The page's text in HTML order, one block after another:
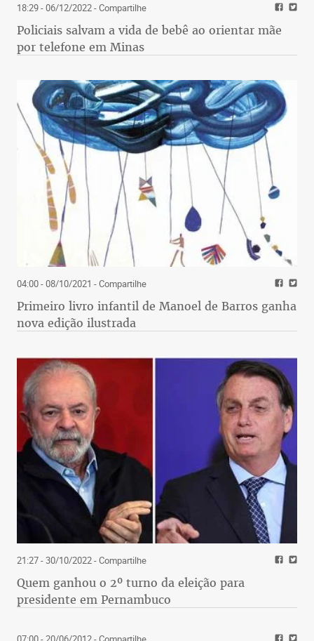
18:29 - 06/12/2022- Compartilhe
Policiais salvam a vida de bebê ao orientar mãe
por telefone em Minas
04:00 - 08/10/2021 - Compartilhe
Primeiro livro infantil de Manoel de Barros ganha
nova edição ilustrada
21:27 - 30/10/2022- Compartilhe
Quem ganhou o 2º turno da eleição para
presidente em Pernambuco